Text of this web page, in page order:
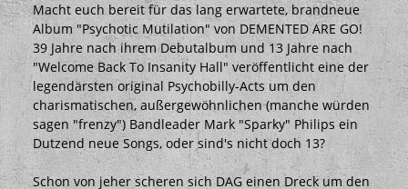
Macht euch bereit für das lang erwartete, brandneue
Album "Psychotic Mutilation" von DEMENTED ARE GO!
39 Jahre nach ihrem Debutalbum und 13 Jahre nach
"Welcome Back To Insanity Hall" veröffentlicht eine der
legendärsten original Psychobilly-Acts um den
charismatischen, außergewöhnlichen (manche würden
sagen "frenzy") Bandleader Mark "Sparky" Philips ein
Dutzend neue Songs, oder sind's nicht doch 13?
Schon von jeher scheren sich DAG einen Dreck um den